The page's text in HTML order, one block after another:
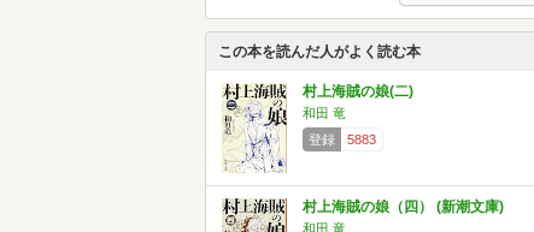
この本を読んだ人がよく読む本
村上海賊の娘(二)
和田 竜
登録
5883
村上海賊の娘（四） (新潮文庫)
和田 竜